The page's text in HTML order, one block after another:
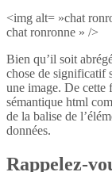
<img alt= »chat
chat ronronne » />
Bien qu’il soit
chose de significatif
une image. De cette
sémantique html
de la balise de
données.
Rappelez-